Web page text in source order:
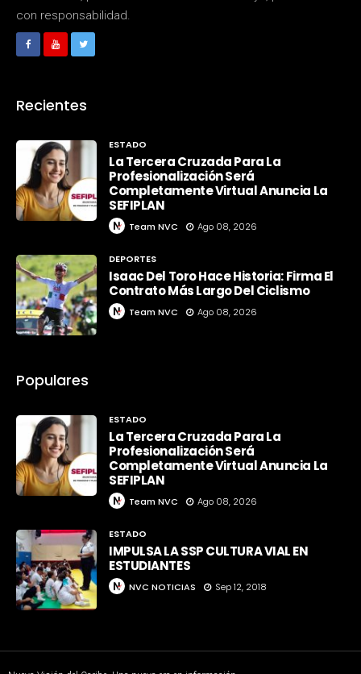
con responsabilidad.
Recientes
ESTADO
La Tercera Cruzada Para La
Profesionalización Será
Completamente Virtual Anuncia La
SEFIPLAN
Team NVC Ago 08, 2026
DEPORTES
Isaac Del Toro Hace Historia: Firma El
Contrato Más Largo Del Ciclismo
Team NVC Ago 08, 2026
Populares
ESTADO
La Tercera Cruzada Para La
Profesionalización Será
Completamente Virtual Anuncia La
SEFIPLAN
Team NVC Ago 08, 2026
ESTADO
IMPULSA LA SSP CULTURA VIAL EN
ESTUDIANTES
NVC NOTICIAS Sep 12, 2018